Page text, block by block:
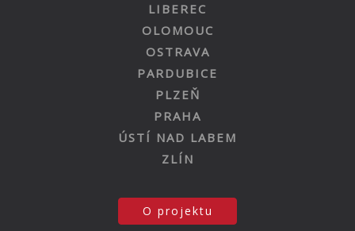
LIBEREC
OLOMOUC
OSTRAVA
PARDUBICE
PLZEŇ
PRAHA
ÚSTÍ NAD LABEM
ZLÍN
O projektu